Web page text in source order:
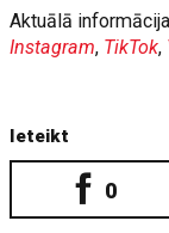
Aktuālā
Instagram, TikTok,
Ieteikt
0